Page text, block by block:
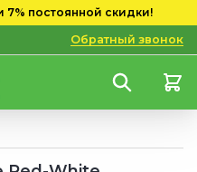
7% постоянной скидки!
Обратный звонок